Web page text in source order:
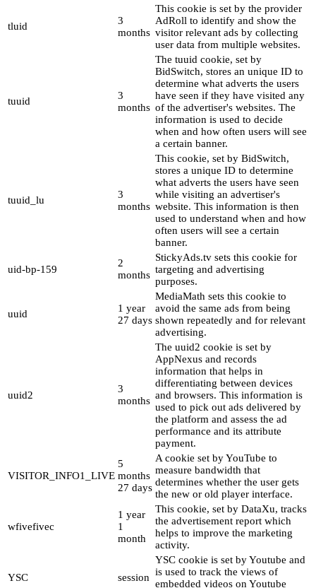
tluid
3
months
This cookie is set by the provider
AdRoll to identify and show the
visitor relevant ads by collecting
user data from multiple websites.
tuuid
3
months
The tuuid cookie, set by
BidSwitch, stores an unique ID to
determine what adverts the users
have seen if they have visited any
of the advertiser's websites. The
information is used to decide
when and how often users will see
a certain banner.
tuuid_lu
3
months
This cookie, set by BidSwitch,
stores a unique ID to determine
what adverts the users have seen
while visiting an advertiser's
website. This information is then
used to understand when and how
often users will see a certain
banner.
uid-bp-159
2
months
StickyAds.tv sets this cookie for
targeting and advertising
purposes.
uuid
1 year
27 days
MediaMath sets this cookie to
avoid the same ads from being
shown repeatedly and for relevant
advertising.
uuid2
3
months
The uuid2 cookie is set by
AppNexus and records
information that helps in
differentiating between devices
and browsers. This information is
used to pick out ads delivered by
the platform and assess the ad
performance and its attribute
payment.
VISITOR_INFO1_LIVE
5
months
27 days
A cookie set by YouTube to
measure bandwidth that
determines whether the user gets
the new or old player interface.
wfivefivec
1 year
1
month
This cookie, set by DataXu, tracks
the advertisement report which
helps to improve the marketing
activity.
YSC session
YSC cookie is set by Youtube and
is used to track the views of
embedded videos on Youtube